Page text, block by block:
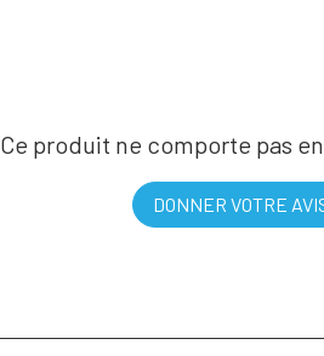
Ce produit ne comporte pas
DONNER VOTRE